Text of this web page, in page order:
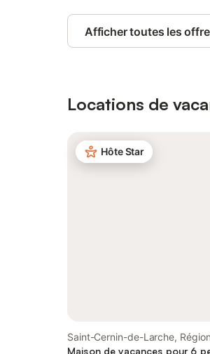
Afficher toutes les
Locations de
Hôte Star
Saint-Cernin-de-Larche,
Brive-la-Gaillarde
Maison de vacances pour 6